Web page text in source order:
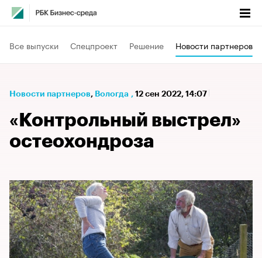
Все выпуски Спецпроект Решение Новости партнеров
Новости партнеров⁠, Вологда , 12 сен 2022, 14:07
«Контрольный выстрел»
остеохондроза